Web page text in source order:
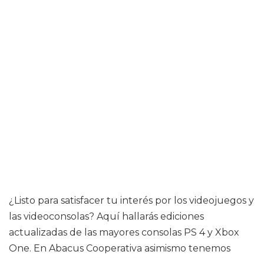
¿Listo para satisfacer tu interés por los videojuegos y
las videoconsolas? Aquí hallarás ediciones
actualizadas de las mayores consolas PS 4 y Xbox
One. En Abacus Cooperativa asimismo tenemos